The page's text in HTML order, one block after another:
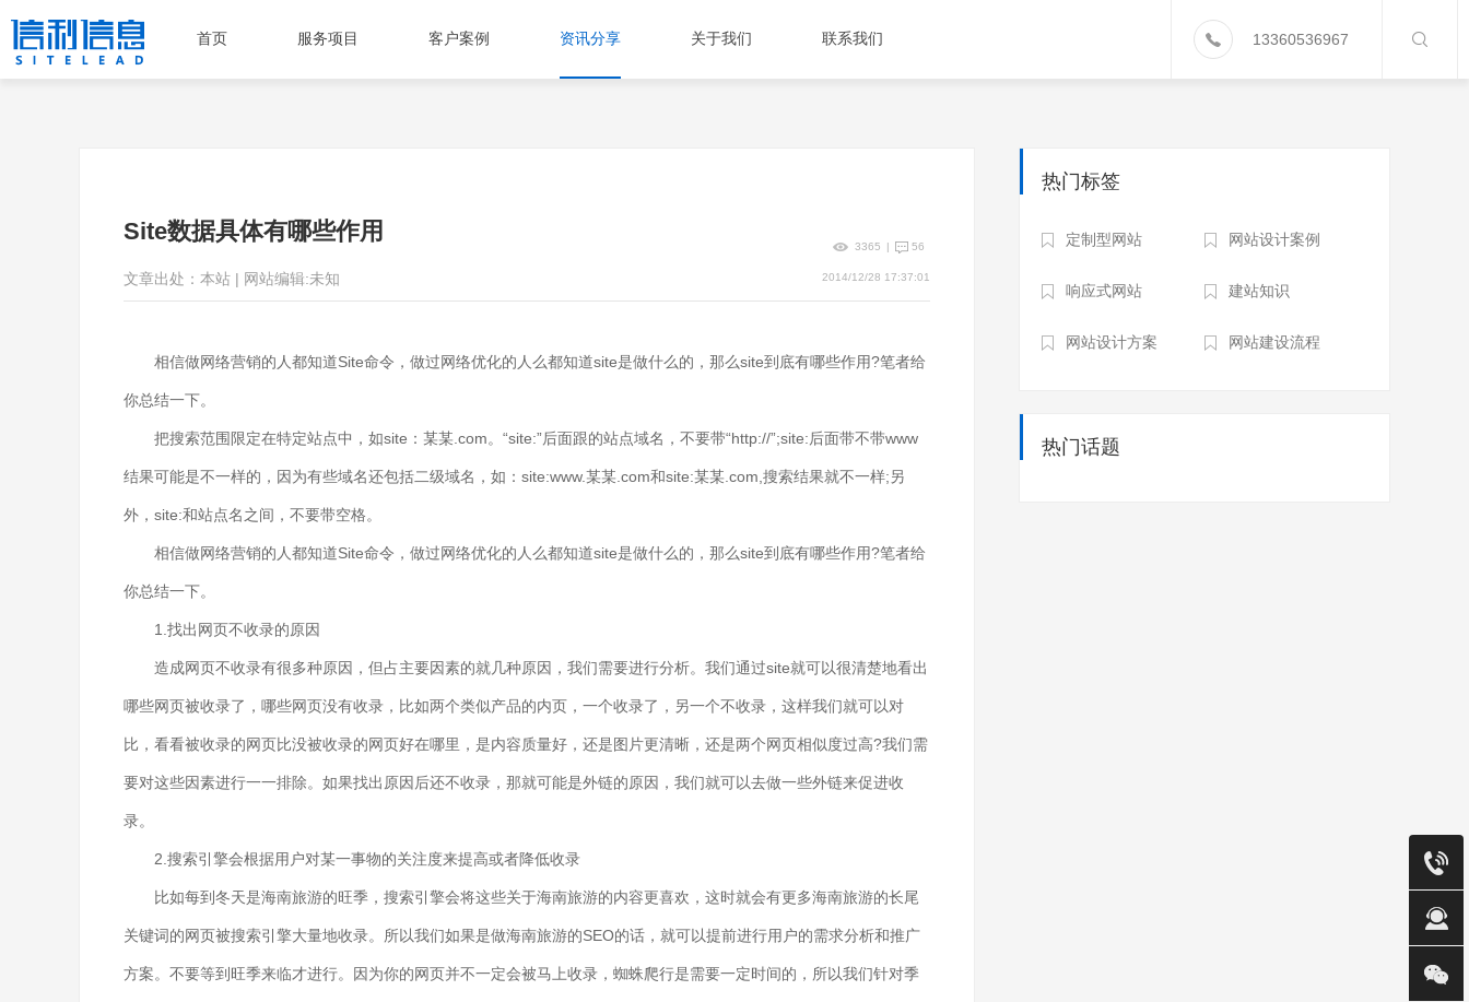
首页 服务项目 客户案例 资讯分享 关于我们 联系我们 13360536967
Site数据具体有哪些作用
文章出处：本站 | 网站编辑:未知
3365 | 56
2014/12/28 17:37:01
相信做网络营销的人都知道Site命令，做过网络优化的人么都知道site是做什么的，那么site到底有哪些作用?笔者给
你总结一下。
把搜索范围限定在特定站点中，如site：某某.com。“site:”后面跟的站点域名，不要带“http://”;site:后面带不带www
结果可能是不一样的，因为有些域名还包括二级域名，如：site:www.某某.com和site:某某.com,搜索结果就不一样;另
外，site:和站点名之间，不要带空格。
相信做网络营销的人都知道Site命令，做过网络优化的人么都知道site是做什么的，那么site到底有哪些作用?笔者给
你总结一下。
1.找出网页不收录的原因
造成网页不收录有很多种原因，但占主要因素的就几种原因，我们需要进行分析。我们通过site就可以很清楚地看出
哪些网页被收录了，哪些网页没有收录，比如两个类似产品的内页，一个收录了，另一个不收录，这样我们就可以对
比，看看被收录的网页比没被收录的网页好在哪里，是内容质量好，还是图片更清晰，还是两个网页相似度过高?我们需
要对这些因素进行一一排除。如果找出原因后还不收录，那就可能是外链的原因，我们就可以去做一些外链来促进收
录。
2.搜索引擎会根据用户对某一事物的关注度来提高或者降低收录
比如每到冬天是海南旅游的旺季，搜索引擎会将这些关于海南旅游的内容更喜欢，这时就会有更多海南旅游的长尾
关键词的网页被搜索引擎大量地收录。所以我们如果是做海南旅游的SEO的话，就可以提前进行用户的需求分析和推广
方案。不要等到旺季来临才进行。因为你的网页并不一定会被马上收录，蜘蛛爬行是需要一定时间的，所以我们针对季
热门标签
定制型网站 网站设计案例
响应式网站 建站知识
网站设计方案 网站建设流程
热门话题